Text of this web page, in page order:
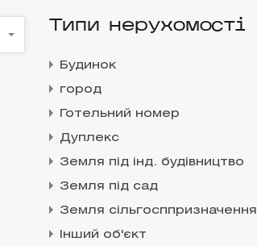
Типи нерухомості
Будинок
город
Готельний номер
Дуплекс
Земля під інд. будівництво
Земля під сад
Земля сільгосппризначення
Інший об'єкт